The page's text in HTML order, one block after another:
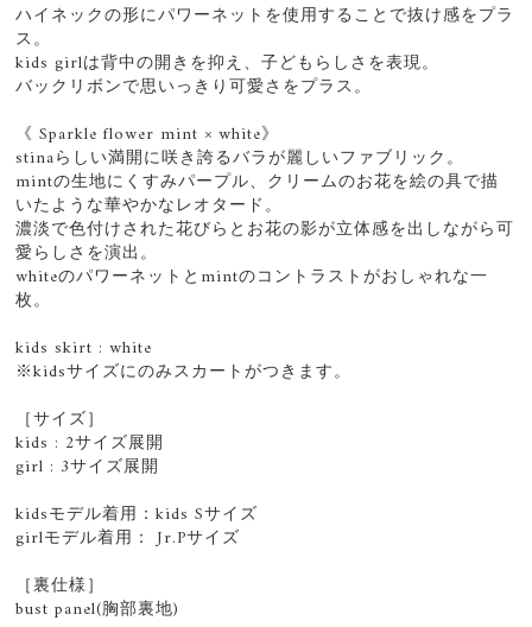
ハイネックの形にパワーネットを使用することで抜け感をプラ
ス。
kids girlは背中の開きを抑え、子どもらしさを表現。
バックリボンで思いっきり可愛さをプラス。
《 Sparkle flower mint × white》
stinaらしい満開に咲き誇るバラが麗しいファブリック。
mintの生地にくすみパープル、クリームのお花を絵の具で描
いたような華やかなレオタード。
濃淡で色付けされた花びらとお花の影が立体感を出しながら可
愛らしさを演出。
whiteのパワーネットとmintのコントラストがおしゃれな一
枚。
kids skirt : white
※kidsサイズにのみスカートがつきます。
［サイズ］
kids : 2サイズ展開
girl : 3サイズ展開
kidsモデル着用：kids Sサイズ
girlモデル着用： Jr.Pサイズ
［裏仕様］
bust panel(胸部裏地)